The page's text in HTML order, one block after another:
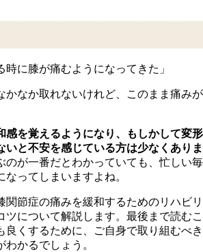
時に膝が痛むようになってきた」
かなか取れないけれど、このまま痛みが
感を覚えるようになり、もしかして変形
いと不安を感じている方は少なくありま
のが一番だとわかっていても、忙しい毎
ってしまいますよね。
関節症の痛みを緩和するためのリハビリ
ツについて解説します。最後まで読むこ
良くするために、ご自身で取り組むべき
かるでしょう。